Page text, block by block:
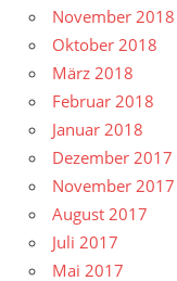
November 2018
Oktober 2018
März 2018
Februar 2018
Januar 2018
Dezember 2017
November 2017
August 2017
Juli 2017
Mai 2017